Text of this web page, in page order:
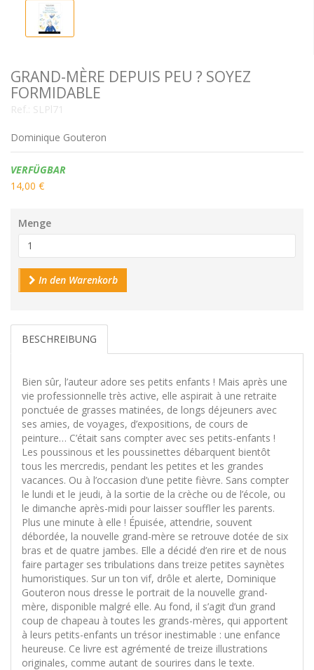
GRAND-MÈRE DEPUIS PEU ? SOYEZ
FORMIDABLE
Ref.: SLPl71
Dominique Gouteron
Verfügbarkeit:
VERFÜGBAR
14,00 €
Menge
In den Warenkorb
BESCHREIBUNG
Bien sûr, l’auteur adore ses petits enfants ! Mais après une
vie professionnelle très active, elle aspirait à une retraite
ponctuée de grasses matinées, de longs déjeuners avec
ses amies, de voyages, d’expositions, de cours de
peinture… C’était sans compter avec ses petits-enfants !
Les poussinous et les poussinettes débarquent bientôt
tous les mercredis, pendant les petites et les grandes
vacances. Ou à l’occasion d’une petite fièvre. Sans compter
le lundi et le jeudi, à la sortie de la crèche ou de l’école, ou
le dimanche après-midi pour laisser souffler les parents.
Plus une minute à elle ! Épuisée, attendrie, souvent
débordée, la nouvelle grand-mère se retrouve dotée de six
bras et de quatre jambes. Elle a décidé d’en rire et de nous
faire partager ses tribulations dans treize petites saynètes
humoristiques. Sur un ton vif, drôle et alerte, Dominique
Gouteron nous dresse le portrait de la nouvelle grand-
mère, disponible malgré elle. Au fond, il s’agit d’un grand
coup de chapeau à toutes les grands-mères, qui apportent
à leurs petits-enfants un trésor inestimable : une enfance
heureuse. Ce livre est agrémenté de treize illustrations
originales, comme autant de sourires dans le texte.